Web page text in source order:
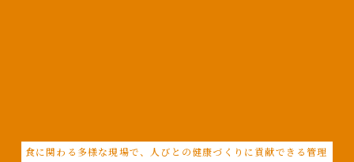
食に関わる多様な現場で、人びとの健康づくりに貢献できる管理